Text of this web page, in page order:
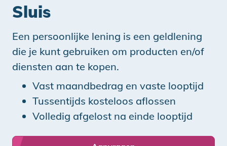
Sluis
Een persoonlijke lening is een geldlening
die je kunt gebruiken om producten en/of
diensten aan te kopen.
Vast maandbedrag en vaste looptijd
Tussentijds kosteloos aflossen
Volledig afgelost na einde looptijd